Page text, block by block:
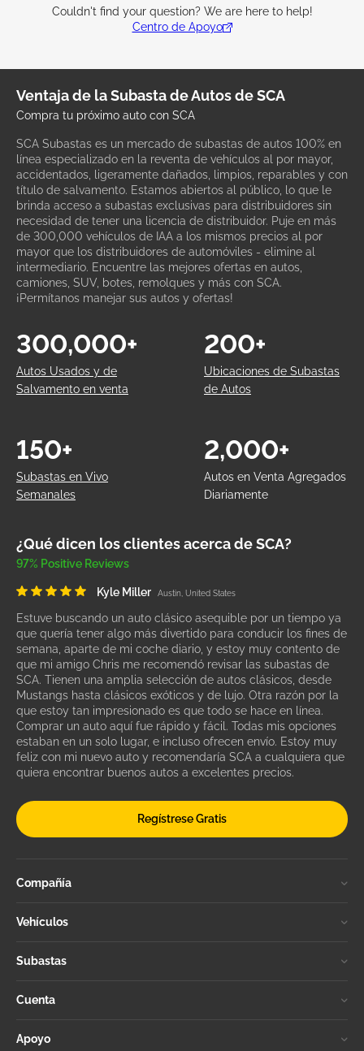
Couldn't find your question? We are here to help!
Centro de Apoyo
Ventaja de la Subasta de Autos de SCA
Compra tu próximo auto con SCA
SCA Subastas es un mercado de subastas de autos 100% en
línea especializado en la reventa de vehículos al por mayor,
accidentados, ligeramente dañados, limpios, reparables y con
título de salvamento. Estamos abiertos al público, lo que le
brinda acceso a subastas exclusivas para distribuidores sin
necesidad de tener una licencia de distribuidor. Puje en más
de 300,000 vehículos de IAA a los mismos precios al por
mayor que los distribuidores de automóviles - elimine al
intermediario. Encuentre las mejores ofertas en autos,
camiones, SUV, botes, remolques y más con SCA.
¡Permítanos manejar sus autos y ofertas!
Autos Usados y de
Salvamento en venta
300,000+
Ubicaciones de Subastas
de Autos
200+
Subastas en Vivo
Semanales
150+
Autos en Venta Agregados
Diariamente
2,000+
¿Qué dicen los clientes acerca de SCA?
97% Positive Reviews
Kyle Miller Austin, United States
Estuve buscando un auto clásico asequible por un tiempo ya
que quería tener algo más divertido para conducir los fines de
semana, aparte de mi coche diario, y estoy muy contento de
que mi amigo Chris me recomendó revisar las subastas de
SCA. Tienen una amplia selección de autos clásicos, desde
Mustangs hasta clásicos exóticos y de lujo. Otra razón por la
que estoy tan impresionado es que todo se hace en línea.
Comprar un auto aquí fue rápido y fácil. Todas mis opciones
estaban en un solo lugar, e incluso ofrecen envío. Estoy muy
feliz con mi nuevo auto y recomendaría SCA a cualquiera que
quiera encontrar buenos autos a excelentes precios.
Regístrese Gratis
Compañía
Vehículos
Subastas
Cuenta
Apoyo